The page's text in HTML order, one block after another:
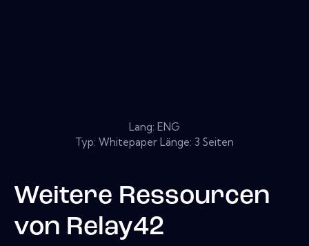
Lang: ENG
Typ: Whitepaper Länge: 3 Seiten
Weitere Ressourcen
von Relay42